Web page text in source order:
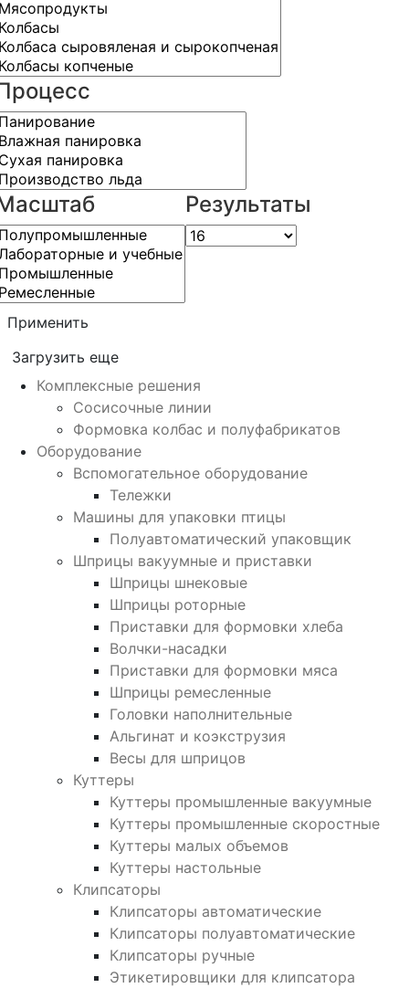
Результаты
Применить
Загрузить еще
Комплексные решения
Сосисочные линии
Формовка колбас и полуфабрикатов
Оборудование
Вспомогательное оборудование
Тележки
Машины для упаковки птицы
Полуавтоматический упаковщик
Шприцы вакуумные и приставки
Шприцы шнековые
Шприцы роторные
Приставки для формовки хлеба
Волчки-насадки
Приставки для формовки мяса
Шприцы ремесленные
Головки наполнительные
Альгинат и коэкструзия
Весы для шприцов
Куттеры
Куттеры промышленные вакуумные
Куттеры промышленные скоростные
Куттеры малых объемов
Куттеры настольные
Клипсаторы
Клипсаторы автоматические
Клипсаторы полуавтоматические
Клипсаторы ручные
Этикетировщики для клипсатора